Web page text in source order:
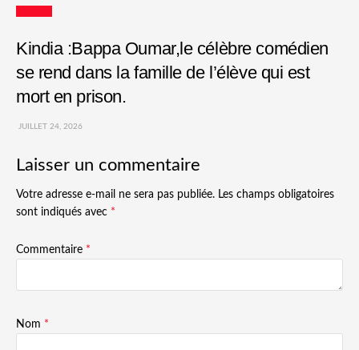
Kindia :Bappa Oumar,le célèbre comédien
se rend dans la famille de l’élève qui est
mort en prison.
JUILLET 24, 2026
Laisser un commentaire
Votre adresse e-mail ne sera pas publiée. Les champs obligatoires
sont indiqués avec *
Commentaire *
Nom *